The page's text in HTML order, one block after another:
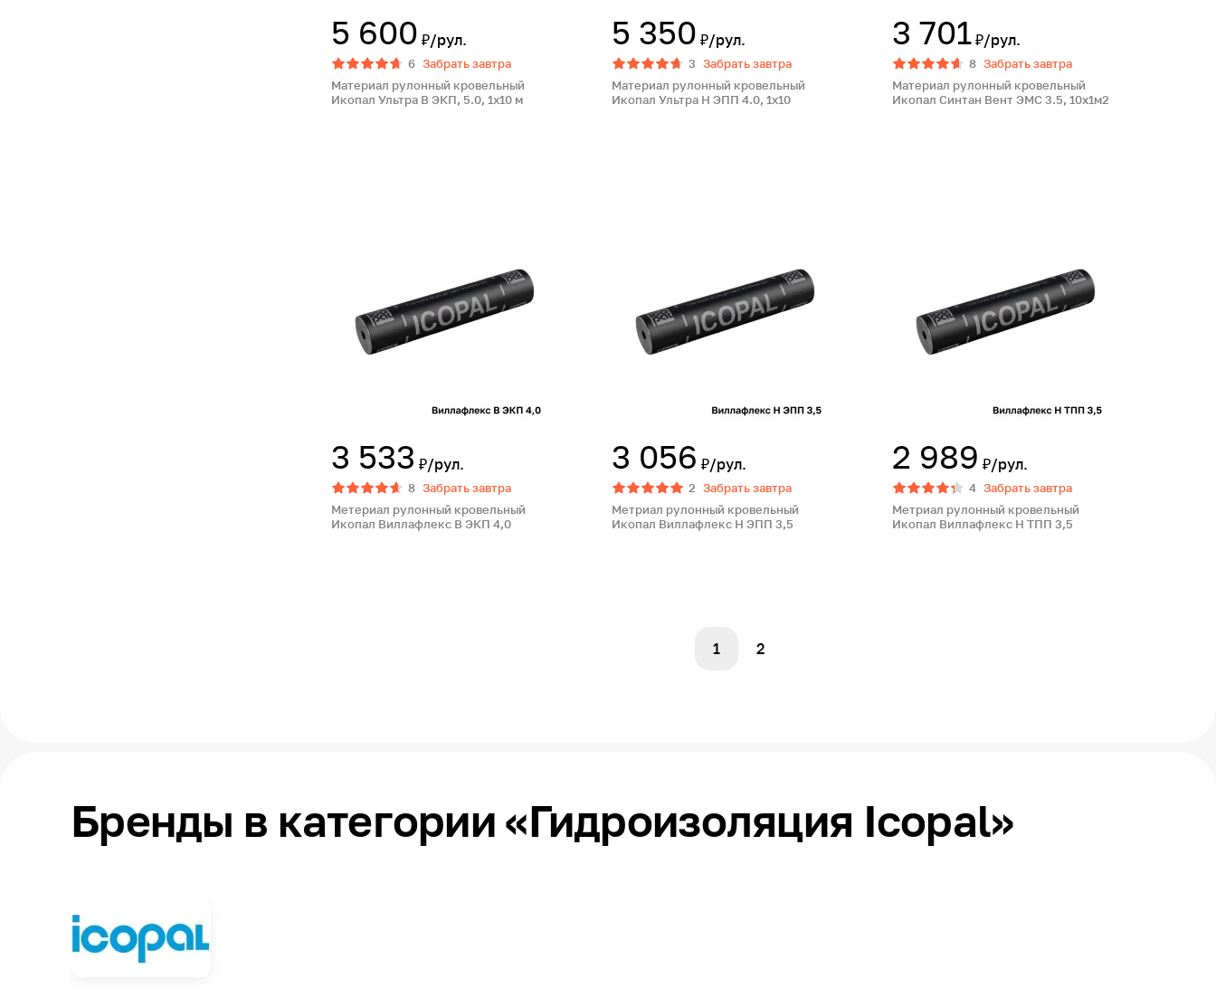
5 600 ₽/рул.
6 Забрать завтра
Материал рулонный кровельный
Икопал Ультра В ЭКП, 5.0, 1х10 м
5 350 ₽/рул.
3 Забрать завтра
Материал рулонный кровельный
Икопал Ультра Н ЭПП 4.0, 1х10
3 701 ₽/рул.
8 Забрать завтра
Материал рулонный кровельный
Икопал Синтан Вент ЭМС 3.5, 10х1м2
3 533 ₽/рул.
8 Забрать завтра
Метериал рулонный кровельный
Икопал Виллафлекс В ЭКП 4,0
3 056 ₽/рул.
2 Забрать завтра
Метриал рулонный кровельный
Икопал Виллафлекс Н ЭПП 3,5
2 989 ₽/рул.
4 Забрать завтра
Метриал рулонный кровельный
Икопал Виллафлекс Н ТПП 3,5
1 2
Бренды в категории «Гидроизоляция Icopal»